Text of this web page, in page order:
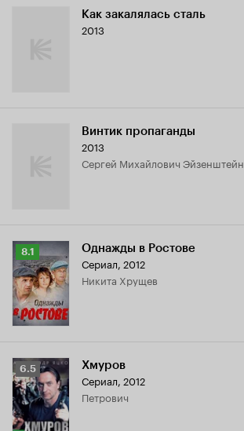
Как закалялась сталь
2013
Винтик пропаганды
2013
Сергей Михайлович Эйзенштейн
Рейтинг
Кинопоиска
8.1
8.1 Однажды в Ростове
Сериал, 2012
Никита Хрущев
Рейтинг
Кинопоиска
6.5
6.5 Хмуров
Сериал, 2012
Петрович